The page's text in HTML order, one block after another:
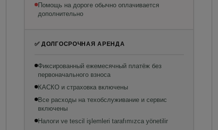
Помощь на дороге обычно оплачивается
дополнительно
✅ ДОЛГОСРОЧНАЯ АРЕНДА
Фиксированный ежемесячный платёж без
первоначального взноса
КАСКО и страховка включены
Все расходы на техобслуживание и сервис
включены
Налоги ve tescil işlemleri tarafımızca yönetilir